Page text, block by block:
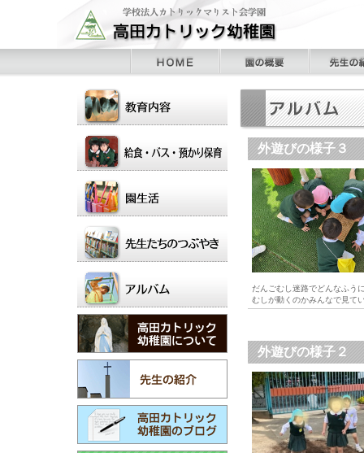
外遊びの様子３
だんごむし迷路でどんなふう
むしが動くのかみんなで見て
外遊びの様子２